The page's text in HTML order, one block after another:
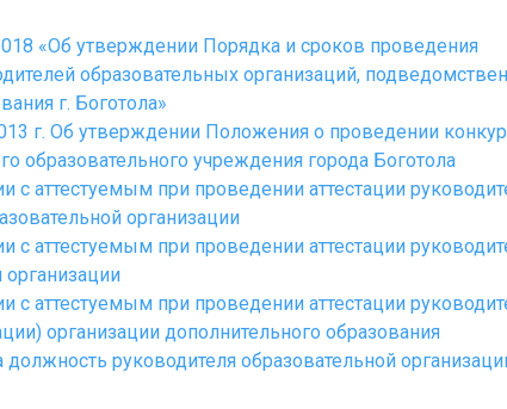
«Об утверждении Порядка и сроков проведения
образовательных организаций,
г. Боготола»
г. Об утверждении Положения о проведении
образовательного учреждения города Боготола
аттестуемым при проведении аттестации
организации
аттестуемым при проведении аттестации
аттестуемым при проведении аттестации
организации дополнительного образования
руководителя образовательной